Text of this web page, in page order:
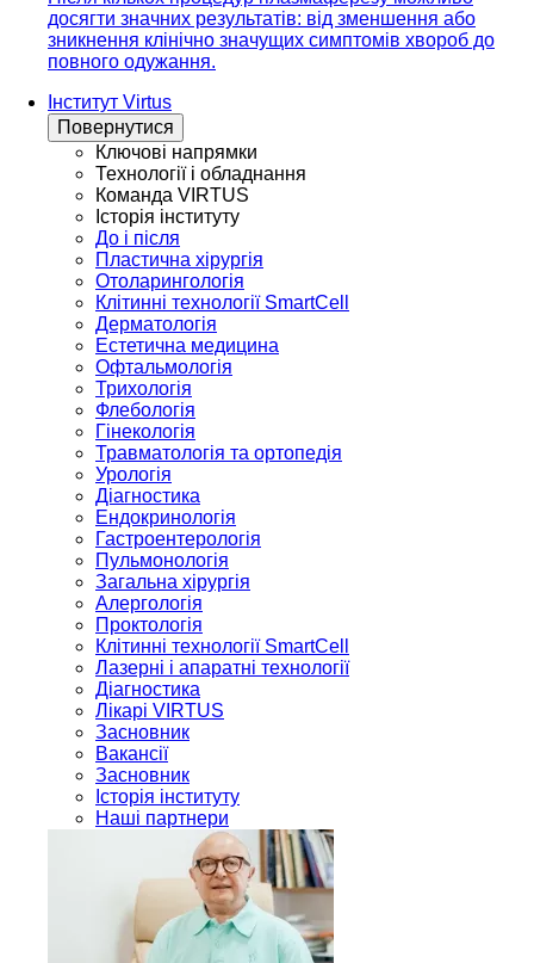
досягти значних результатів: від зменшення або
зникнення клінічно значущих симптомів хвороб до
повного одужання.
Інститут Virtus
Повернутися
Ключові напрямки
Технології і обладнання
Команда VIRTUS
Історія інституту
До і після
Пластична хірургія
Отоларингологія
Клітинні технології SmartCell
Дерматологія
Естетична медицина
Офтальмологія
Трихологія
Флебологія
Гінекологія
Травматологія та ортопедія
Урологія
Діагностика
Ендокринологія
Гастроентерологія
Пульмонологія
Загальна хірургія
Алергологія
Проктологія
Клітинні технології SmartCell
Лазерні і апаратні технології
Діагностика
Лікарі VIRTUS
Засновник
Вакансії
Засновник
Історія інституту
Наші партнери